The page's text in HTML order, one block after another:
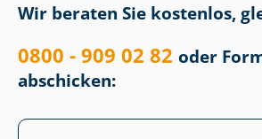
Wir beraten Sie kostenlos,
0800 - 909 02 82 oder
abschicken: